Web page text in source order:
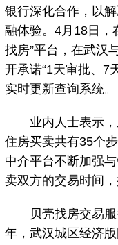
银行深化合作，以
融体验。4月18日，
找房”平台，在武汉
开承诺“1天审批、7
实时更新查询系统。
业内人士表示，
住房买卖共有35个
中介平台不断加强
卖双方的交易时间
贝壳找房交易服
年，武汉城区经济